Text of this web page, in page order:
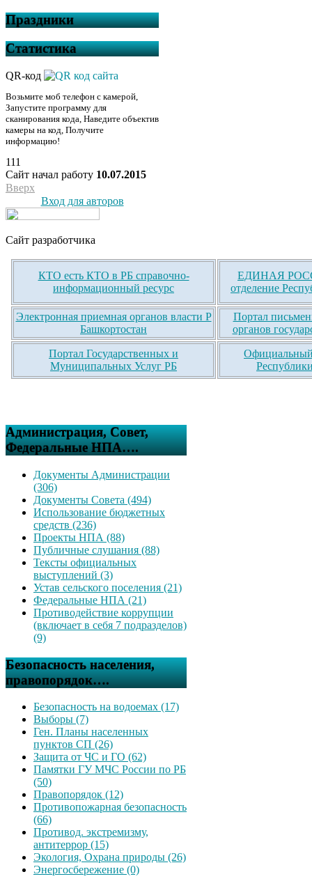
Праздники
Статистика
QR-код
Возьмите моб телефон с камерой,
Запустите программу для
сканирования кода, Наведите объектив
камеры на код, Получите
информацию!
111
Сайт начал работу 10.07.2015
Вверх
Вход для авторов
Сайт разработчика
КТО есть КТО в РБ справочно-
информационный ресурс
ЕДИНАЯ
отделение
Электронная приемная органов власти Р
Башкортостан
Портал
органов
Портал Государственных и
Муниципальных Услуг РБ
Официальный
Администрация, Совет,
Федеральные НПА….
Документы Администрации
(306)
Документы Совета (494)
Использование бюджетных
средств (236)
Проекты НПА (88)
Публичные слушания (88)
Тексты официальных
выступлений (3)
Устав сельского поселения (21)
Федеральные НПА (21)
Противодействие коррупции
(включает в себя 7 подразделов)
(9)
Безопасность населения,
правопорядок….
Безопасность на водоемах (17)
Выборы (7)
Ген. Планы населенных
пунктов СП (26)
Защита от ЧС и ГО (62)
Памятки ГУ МЧС России по РБ
(50)
Правопорядок (12)
Противопожарная безопасность
(66)
Противод. экстремизму,
антитеррор (15)
Экология, Охрана природы (26)
Энергосбережение (0)